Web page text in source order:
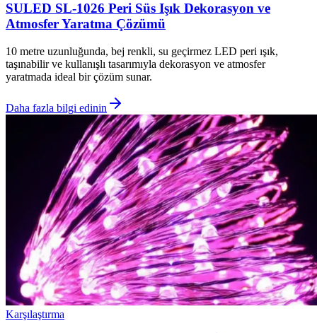
SULED SL-1026 Peri Süs Işık Dekorasyon ve
Atmosfer Yaratma Çözümü
10 metre uzunluğunda, bej renkli, su geçirmez LED peri ışık,
taşınabilir ve kullanışlı tasarımıyla dekorasyon ve atmosfer
yaratmada ideal bir çözüm sunar.
Daha fazla bilgi edinin
Karşılaştırma